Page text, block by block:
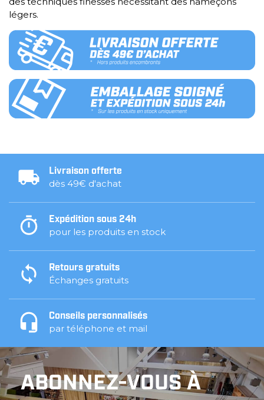
légers.
Livraison offerte
dès 49€ d'achat
Expédition sous 24h
pour les produits en stock
Retours gratuits
Échanges gratuits
Conseils personnalisés
par téléphone et mail
ABONNEZ-VOUS À